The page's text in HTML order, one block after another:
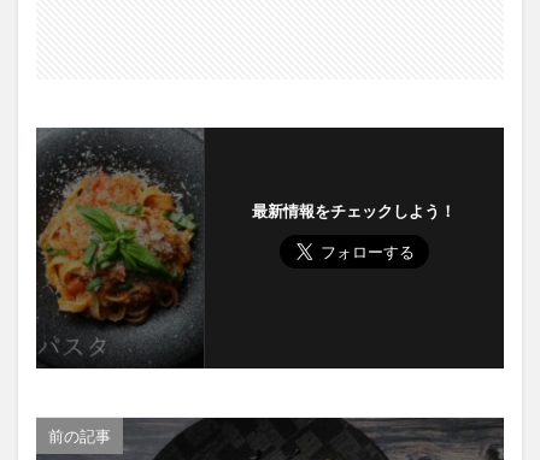
最新情報をチェックしよう！
前の記事